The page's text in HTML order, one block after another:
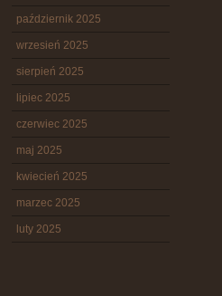
październik 2025
wrzesień 2025
sierpień 2025
lipiec 2025
czerwiec 2025
maj 2025
kwiecień 2025
marzec 2025
luty 2025